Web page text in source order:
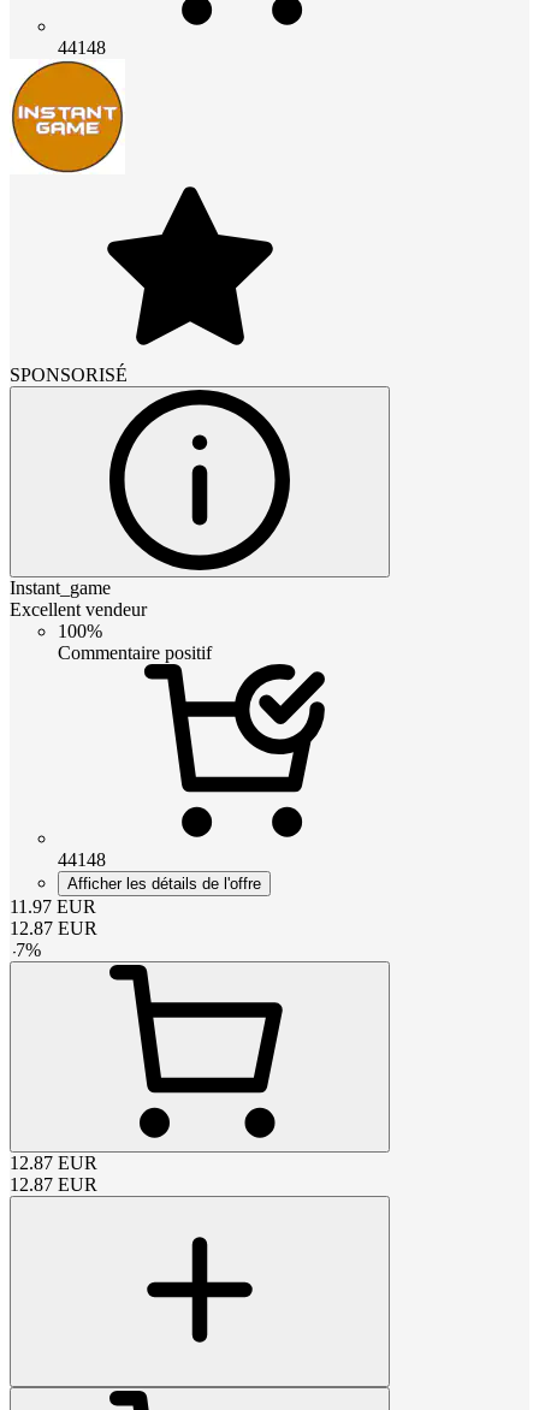
44148
SPONSORISÉ
Instant_game
Excellent vendeur
100%
Commentaire positif
44148
Afficher les détails de l'offre
11.97 EUR
12.87 EUR
-7%
12.87 EUR
12.87 EUR